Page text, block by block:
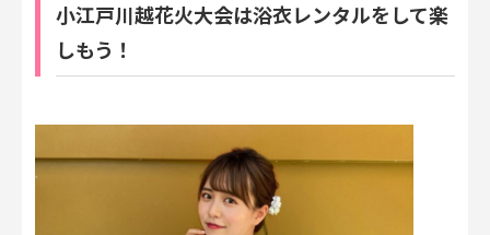
小江戸川越花火大会は浴衣レンタルをして楽
しもう！